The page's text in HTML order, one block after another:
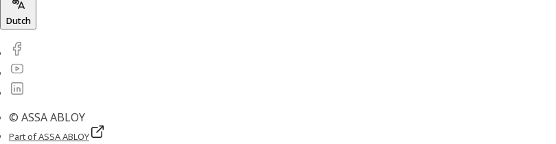
Dutch
© ASSA ABLOY
Part of ASSA ABLOY